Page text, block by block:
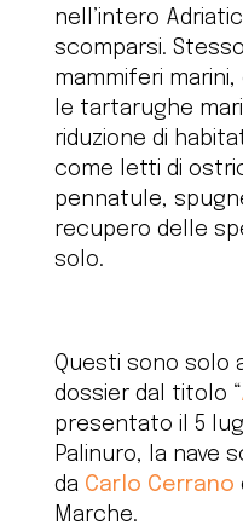
nell’intero
scomparsi.
mammiferi
le tartarughe
riduzione di
come letti di
pennatule,
recupero delle
solo.
Questi sono solo
dossier dal titolo “
presentato il 5
Palinuro, la nave
da Carlo Cerrano
Marche.